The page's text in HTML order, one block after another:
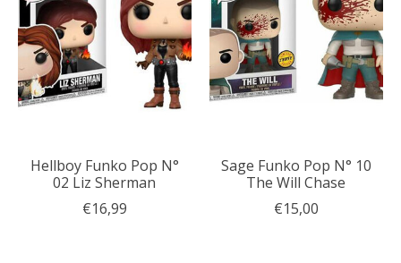
Hellboy Funko Pop N°
02 Liz Sherman
€16,99
Sage Funko Pop N° 10
The Will Chase
€15,00